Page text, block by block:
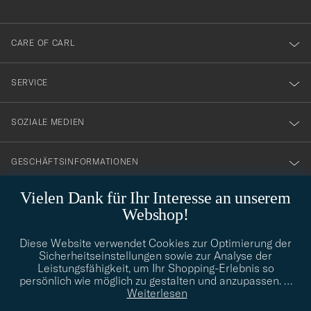
Vielen Dank für Ihr Interesse an unserem
Webshop!
Diese Website verwendet Cookies zur Optimierung der
Sicherheitseinstellungen sowie zur Analyse der
Leistungsfähigkeit, um Ihr Shopping-Erlebnis so
persönlich wie möglich zu gestalten und anzupassen. …
Weiterlesen
dig
till
vårt
nyhetsbrev!
CARE OF CARL
SERVICE
SOZIALE MEDIEN
GESCHÄFTSINFORMATIONEN
info@careofcarl.de
Benötigen Sie Hilfe bei der Suche nach Ihrem persönlichen Stil?
Wenden Sie sich an uns, wir helfen Ihnen gerne weiter!
STILBERATUNG